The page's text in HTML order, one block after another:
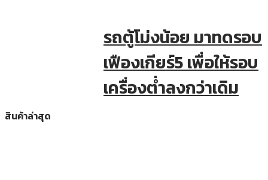
รถตู้โม่งน้อย มาทดรอบ
เฟืองเกียร์5 เพื่อให้รอบ
เครื่องต่ำลงกว่าเดิม
สินค้าล่าสุด